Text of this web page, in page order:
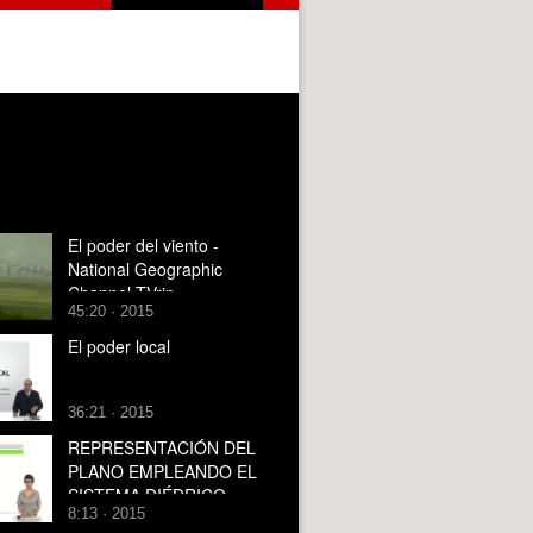
El poder del viento -
National Geographic
Channel TVrip
45:20 · 2015
El poder local
36:21 · 2015
REPRESENTACIÓN DEL
PLANO EMPLEANDO EL
SISTEMA DIÉDRICO
8:13 · 2015